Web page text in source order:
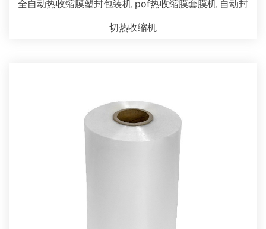
全自动热收缩膜塑封包装机 pof热收缩膜套膜机 自动封
切热收缩机